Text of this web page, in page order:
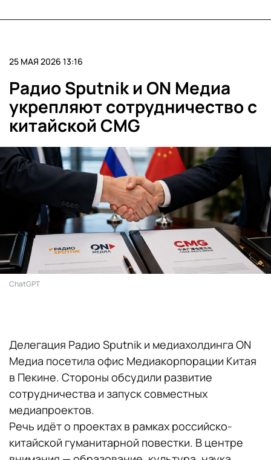
25 МАЯ 2026 13:16
Радио Sputnik и ON Медиа
укрепляют сотрудничество с
китайской CMG
ChatGPT
Делегация Радио Sputnik и медиахолдинга ON
Медиа посетила офис Медиакорпорации Китая
в Пекине. Стороны обсудили развитие
сотрудничества и запуск совместных
медиапроектов.
Речь идёт о проектах в рамках российско-
китайской гуманитарной повестки. В центре